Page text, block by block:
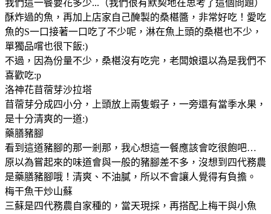
我們這一餐要花多少...（我們很有默契地在思考了這個問題）
酥炸過的魚，再加上店家自己醃製的桑椹醬，非常好吃！愛吃
魚的S一口接著一口吃了不少呢，淋在魚上頭的桑椹也不少，
單獨品嚐也很下飯:)
不過，因為份量不少，桑椹沒有吃完，老闆娘還以為是我們不
喜歡吃:p
洛神花苜蓿芽沙拉塔
苜蓿芽分成四小分，上頭放上兩隻蝦子，一旁還有當季水果，
是十分清爽的一道:)
藥膳豬腳
看到這道豬腳的那一剎那，我心想這一餐應該會吃很飽吧…
原以為嘗起來的味道會與一般的豬腳差不多，沒想到四代務農
是藥膳豬腳哦！清爽、不油膩，所以不會讓人覺得有負擔。
梅干魚干炒山蘇
三蘇是四代務農自家種的，當天現採，再搭配上梅干與小魚